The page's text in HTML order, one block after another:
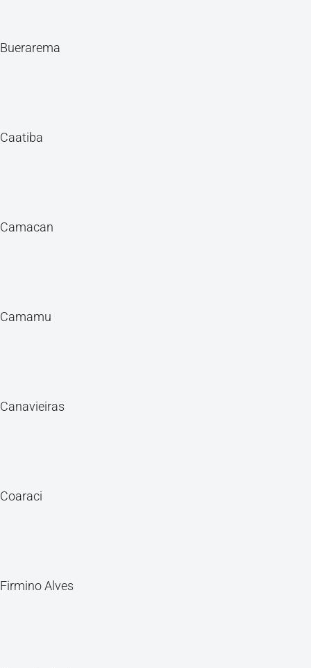
Buerarema
Caatiba
Camacan
Camamu
Canavieiras
Coaraci
Firmino Alves